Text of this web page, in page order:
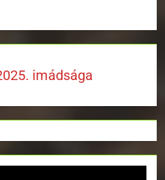
imádsága